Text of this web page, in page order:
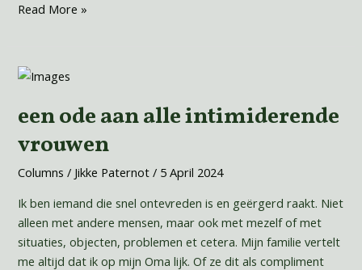
Read More »
een ode aan alle intimiderende
vrouwen
Columns / Jikke Paternot/ 5 April 2024
Ik ben iemand die snel ontevreden is en geërgerd raakt. Niet
alleen met andere mensen, maar ook met mezelf of met
situaties, objecten, problemen et cetera. Mijn familie vertelt
me altijd dat ik op mijn Oma lijk. Of ze dit als compliment
een
aan
intimiderende
vrouwen